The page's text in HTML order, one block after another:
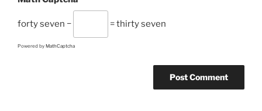
forty seven − = thirty seven
Powered by MathCaptcha